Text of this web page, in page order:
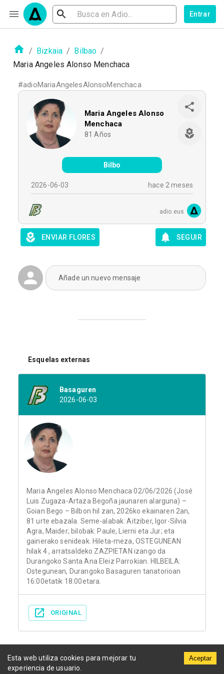
Entrar
Municipios
/ Bizkaia / Bilbao /
Maria Angeles Alonso Menchaca
#adioMariaAngelesAlonsoMenchaca
Maria Angeles Alonso
Menchaca
81 Años
Bilbo
2026-06-03 hace 2 meses
adio.eus
ENVIAR FLORES SEGUIR
Añade un nuevo mensaje
Esquelas externas
Basaguren
2026-06-03
Maria Angeles Alonso Menchaca 02/06/2026 (José
Luis Zugaza-Artaza Begoña jaunaren alarguna) –
Goian Bego – Bilbon hil zan, 2026ko ekainaren 2an,
81 urte ebazala. Seme-alabak: Aitziber, Igor-Silvia
Agra, Maider; bilobak: Paule, Lierni eta Jur; eta
gainerako senideak. Hileta-meza, OSTEGUNEAN
hilak 4 , arratsaldeko ZAZPIETAN izango da
Durangoko Santa Ana Eleiz Parrokian. HILBEILA:
Ostegunean, Durangoko Basaguren tanatorioan
16:00etatik 18:00etara.
ORIGINAL
Esta web utiliza cookies para mejorar tu
experiencia de usuario.
Aceptar